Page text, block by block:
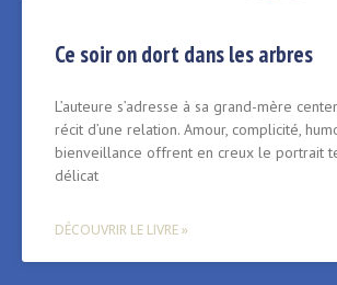
Ce soir on dort dans les arbres
L’auteure s’adresse à sa grand-mère
récit d’une relation. Amour, complicité,
bienveillance offrent en creux le portrait
délicat
DÉCOUVRIR LE LIVRE »